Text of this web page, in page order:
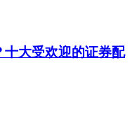
大受欢迎的证券配